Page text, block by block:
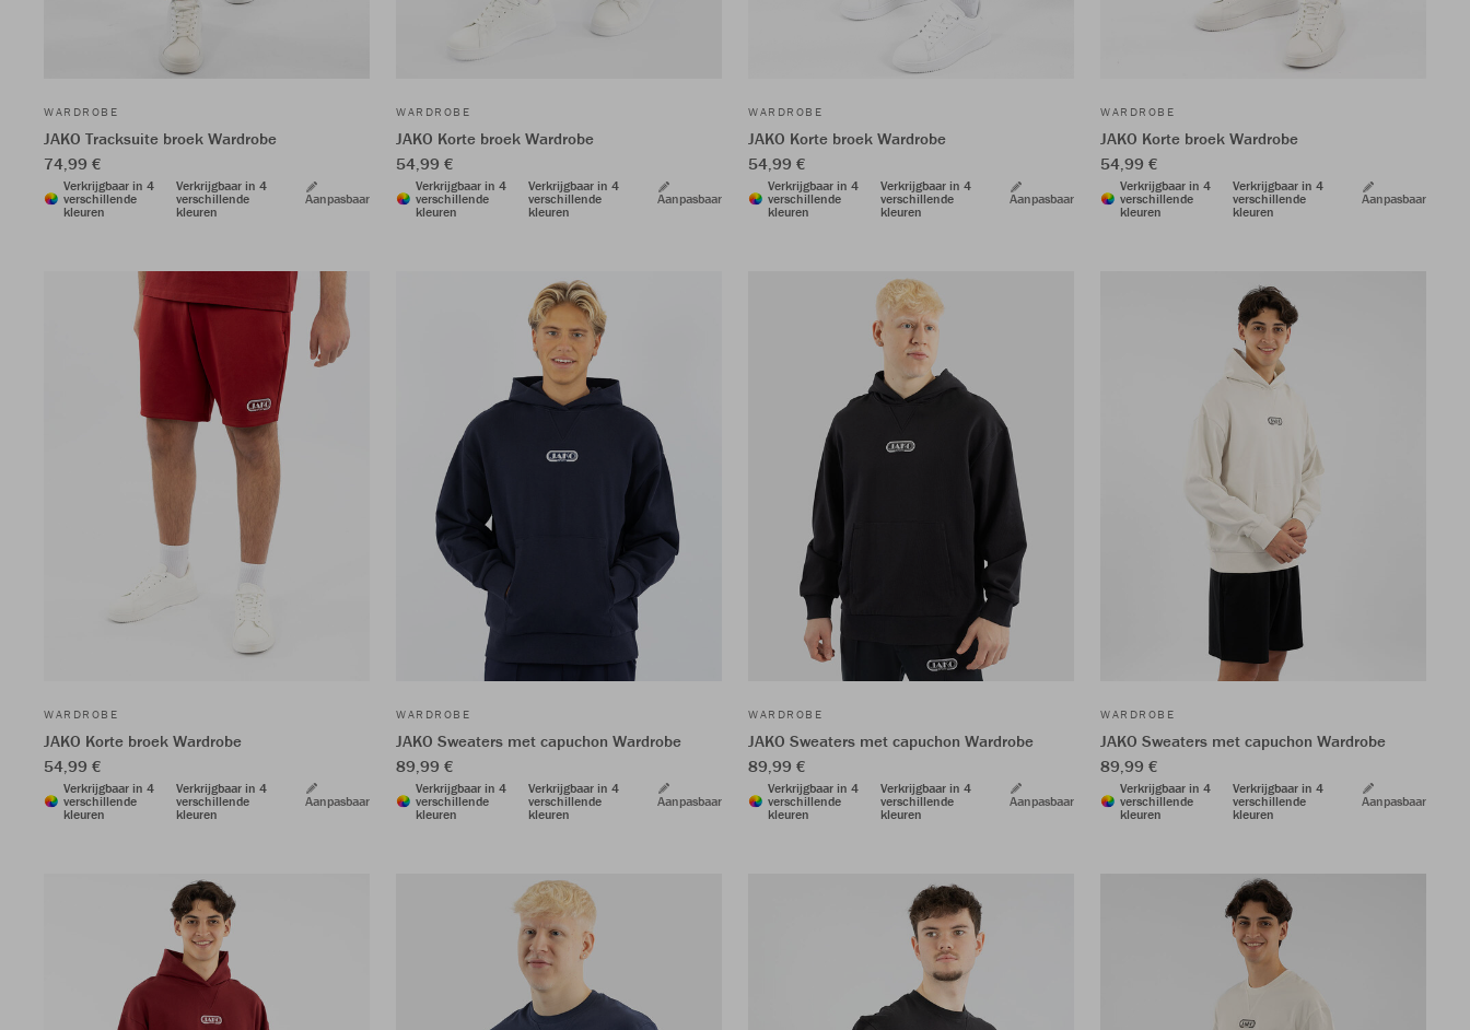
WARDROBE
JAKO Tracksuite broek Wardrobe
74,99 €
Verkrijgbaar in 4
verschillende
kleuren
Verkrijgbaar in 4
verschillende
kleuren
Aanpasbaar
WARDROBE
JAKO Korte broek Wardrobe
54,99 €
Verkrijgbaar in 4
verschillende
kleuren
Verkrijgbaar in 4
verschillende
kleuren
Aanpasbaar
WARDROBE
JAKO Korte broek Wardrobe
54,99 €
Verkrijgbaar in 4
verschillende
kleuren
Verkrijgbaar in 4
verschillende
kleuren
Aanpasbaar
WARDROBE
JAKO Korte broek Wardrobe
54,99 €
Verkrijgbaar in 4
verschillende
kleuren
Verkrijgbaar in 4
verschillende
kleuren
Aanpasbaar
WARDROBE
JAKO Korte broek Wardrobe
54,99 €
Verkrijgbaar in 4
verschillende
kleuren
Verkrijgbaar in 4
verschillende
kleuren
Aanpasbaar
WARDROBE
JAKO Sweaters met capuchon Wardrobe
89,99 €
Verkrijgbaar in 4
verschillende
kleuren
Verkrijgbaar in 4
verschillende
kleuren
Aanpasbaar
WARDROBE
JAKO Sweaters met capuchon Wardrobe
89,99 €
Verkrijgbaar in 4
verschillende
kleuren
Verkrijgbaar in 4
verschillende
kleuren
Aanpasbaar
WARDROBE
JAKO Sweaters met capuchon Wardrobe
89,99 €
Verkrijgbaar in 4
verschillende
kleuren
Verkrijgbaar in 4
verschillende
kleuren
Aanpasbaar